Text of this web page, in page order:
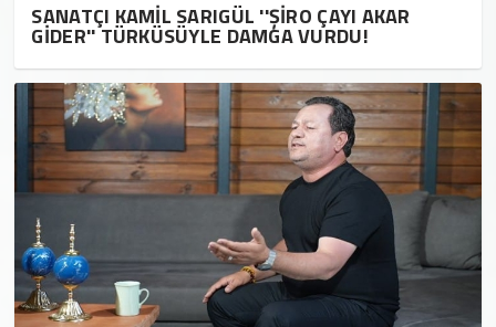
SANATÇI KAMİL SARIGÜL ''ŞİRO ÇAYI AKAR
GİDER'' TÜRKÜSÜYLE DAMGA VURDU!